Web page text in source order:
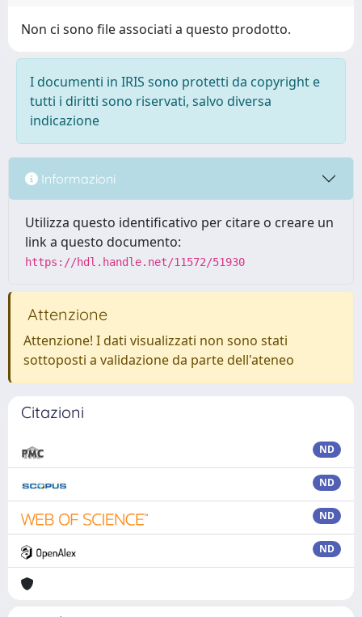
Non ci sono file associati a questo prodotto.
I documenti in IRIS sono protetti da copyright e
tutti i diritti sono riservati, salvo diversa
indicazione
Informazioni
Utilizza questo identificativo per citare o creare un
link a questo documento:
https://hdl.handle.net/11572/51930
Attenzione
Attenzione! I dati visualizzati non sono stati
sottoposti a validazione da parte dell'ateneo
Citazioni
ND
ND
ND
ND